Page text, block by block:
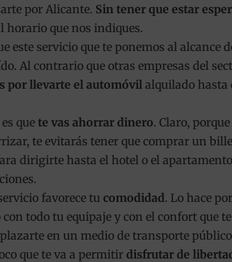
por Alicante. Sin tener que estar
horario que nos indiques.
este servicio que te ponemos al alcance
Al contrario que otras empresas del
por llevarte el automóvil alquilado hasta
que te vas ahorrar dinero. Claro, porque
te evitarás tener que comprar un
dirigirte hasta el hotel o el apartamento
favorece tu comodidad. Lo hace
todo tu equipaje y con el confort que
en un medio de transporte
que te va a permitirdisfrutar de